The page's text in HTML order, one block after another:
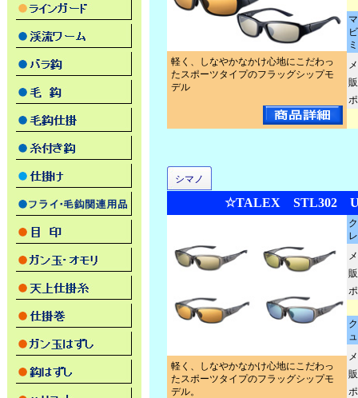
軽く、しなやかなかけ心地にこだわっ
たスポーツタイプのフラッグシップモ
デル
シマノ
☆TALEX STL302
軽く、しなやかなかけ心地にこだわっ
たスポーツタイプのフラッグシップモ
デル。